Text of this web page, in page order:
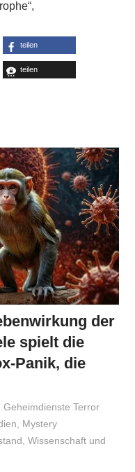
teilen
teilen
der
spielt die
Panik, die
Geheimdienste Terror
, Mystery
, Wissenschaft und